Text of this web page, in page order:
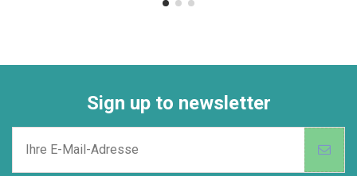
verschiedene Maße und
Sign up to newsletter